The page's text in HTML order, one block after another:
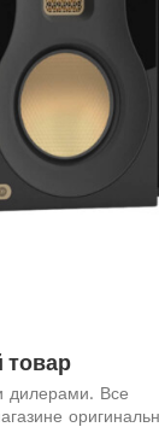
товар
Все